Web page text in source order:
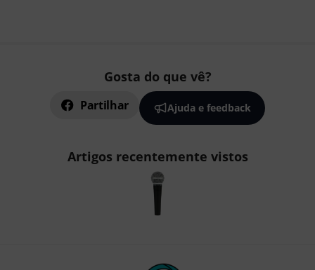
Gosta do que vê?
Partilhar Ajuda e feedback
Artigos recentemente vistos